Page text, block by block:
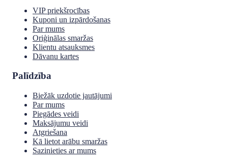
VIP priekšrocības
Kuponi un izpārdošanas
Par mums
Oriģinālas smaržas
Klientu atsauksmes
Dāvanu kartes
Palīdzība
Biežāk uzdotie jautājumi
Par mums
Piegādes veidi
Maksājumu veidi
Atgriešana
Kā lietot arābu smaržas
Sazinieties ar mums